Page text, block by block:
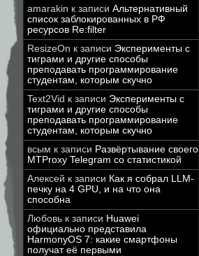
amarakin к записи Альтернативный
список заблокированных в РФ
ресурсов Re:filter
ResizeOn к записи Эксперименты с
тиграми и другие способы
преподавать программирование
студентам, которым скучно
Text2Vid к записи Эксперименты с
тиграми и другие способы
преподавать программирование
студентам, которым скучно
всым к записи Развёртывание своего
MTProxy Telegram со статистикой
Алексей к записи Как я собрал LLM-
печку на 4 GPU, и на что она
способна
Любовь к записи Huawei
официально представила
HarmonyOS 7: какие смартфоны
получат её первыми